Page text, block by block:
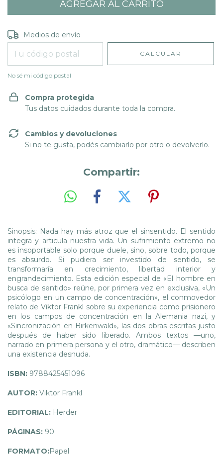
Entregas para el CP:
Medios de envío
CALCULAR
No sé mi código postal
Compra protegida
Tus datos cuidados durante toda la compra.
Cambios y devoluciones
Si no te gusta, podés cambiarlo por otro o devolverlo.
Compartir:
Sinopsis: Nada hay más atroz que el sinsentido. El sentido
integra y articula nuestra vida. Un sufrimiento extremo no
es insoportable solo porque duele, sino, sobre todo, porque
es absurdo. Si pudiera ser investido de sentido, se
transformaría en crecimiento, libertad interior y
engrandecimiento. Esta edición especial de «El hombre en
busca de sentido» reúne, por primera vez en exclusiva, «Un
psicólogo en un campo de concentración», el conmovedor
relato de Viktor Frankl sobre su experiencia como prisionero
en los campos de concentración en la Alemania nazi, y
«Sincronización en Birkenwald», las dos obras escritas justo
después de haber sido liberado. Ambos textos —uno,
narrado en primera persona y el otro, dramático— describen
una existencia desnuda.
ISBN: 9788425451096
AUTOR: Viktor Frankl
EDITORIAL: Herder
PÁGINAS: 90
FORMATO:Papel